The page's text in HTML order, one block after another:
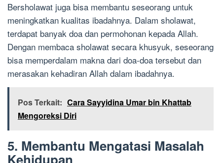
Bersholawat juga bisa membantu seseorang untuk
meningkatkan kualitas ibadahnya. Dalam sholawat,
terdapat banyak doa dan permohonan kepada Allah.
Dengan membaca sholawat secara khusyuk, seseorang
bisa memperdalam makna dari doa-doa tersebut dan
merasakan kehadiran Allah dalam ibadahnya.
Pos Terkait: Cara Sayyidina Umar bin Khattab
Mengoreksi Diri
5. Membantu Mengatasi Masalah